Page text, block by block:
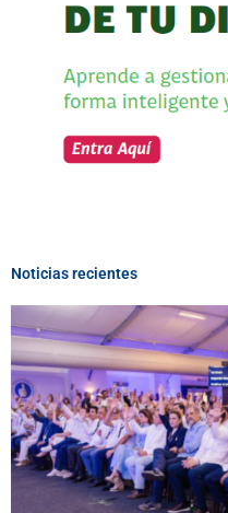
Noticias recientes